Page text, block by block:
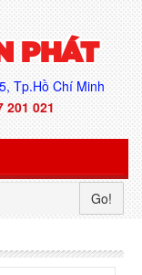
PHÁT
Tp.Hồ Chí Minh
201 021
Go!